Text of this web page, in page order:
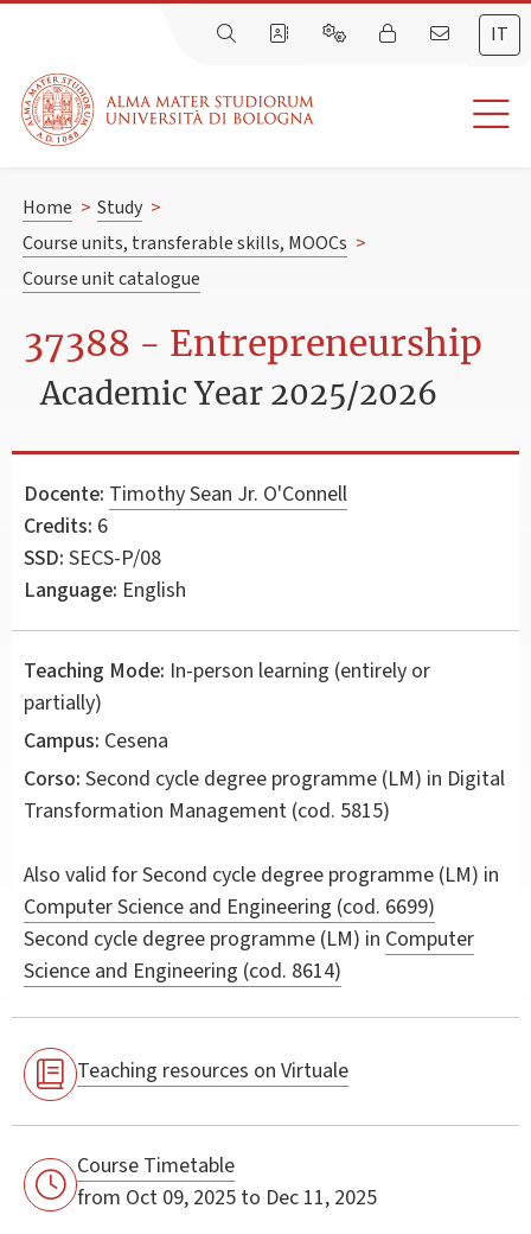
IT
Home > Study >
Course units, transferable skills, MOOCs >
Course unit catalogue
37388 - Entrepreneurship
Academic Year 2025/2026
Docente: Timothy Sean Jr. O'Connell
Credits: 6
SSD: SECS-P/08
Language: English
Teaching Mode: In-person learning (entirely or
partially)
Campus: Cesena
Corso: Second cycle degree programme (LM) in Digital
Transformation Management (cod. 5815)
Also valid forSecond cycle degree programme (LM) in
Computer Science and Engineering (cod. 6699)
Second cycle degree programme (LM) in Computer
Science and Engineering (cod. 8614)
Teaching resources on Virtuale
Course Timetable
from Oct 09, 2025 to Dec 11, 2025